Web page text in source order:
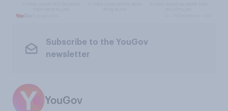
Subscribe to the YouGov
newsletter
YouGov